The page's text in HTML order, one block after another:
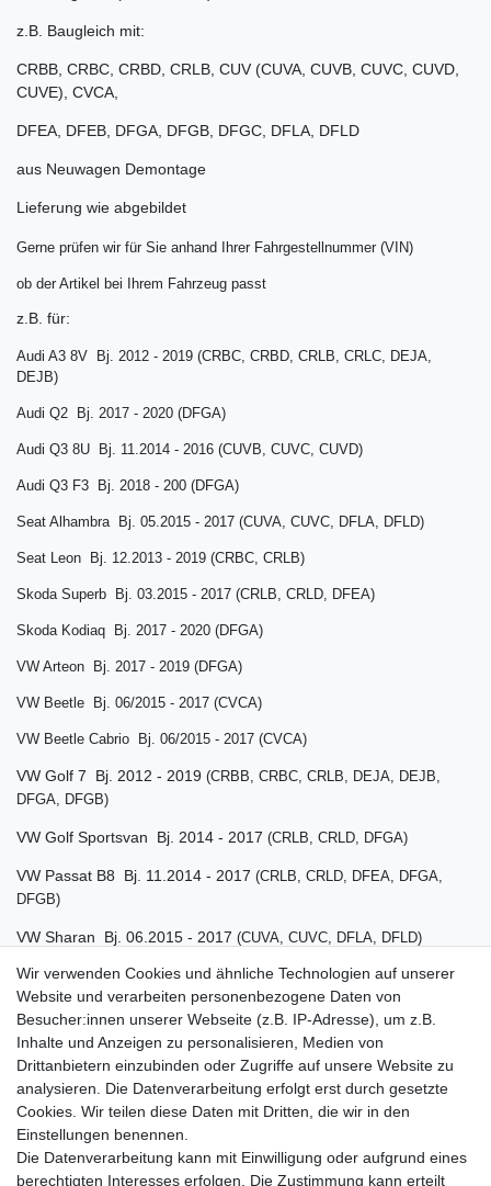
z.B. Baugleich mit:
CRBB, CRBC, CRBD, CRLB, CUV (CUVA, CUVB, CUVC, CUVD,
CUVE), CVCA,
DFEA, DFEB, DFGA, DFGB, DFGC, DFLA, DFLD
aus Neuwagen Demontage
Lieferung wie abgebildet
Gerne prüfen wir für Sie anhand Ihrer Fahrgestellnummer (VIN)
ob der Artikel bei Ihrem Fahrzeug passt
z.B. für:
Audi A3 8V Bj. 2012 - 2019 (CRBC, CRBD, CRLB, CRLC, DEJA,
DEJB)
Audi Q2 Bj. 2017 - 2020 (DFGA)
Audi Q3 8U Bj. 11.2014 - 2016 (CUVB, CUVC, CUVD)
Audi Q3 F3 Bj. 2018 - 200 (DFGA)
Seat Alhambra Bj. 05.2015 - 2017 (CUVA, CUVC, DFLA, DFLD)
Seat Leon Bj. 12.2013 - 2019 (CRBC, CRLB)
Skoda Superb Bj. 03.2015 - 2017 (CRLB, CRLD, DFEA)
Skoda Kodiaq Bj. 2017 - 2020 (DFGA)
VW Arteon Bj. 2017 - 2019 (DFGA)
VW Beetle Bj. 06/2015 - 2017 (CVCA)
VW Beetle Cabrio Bj. 06/2015 - 2017 (CVCA)
VW Golf 7 Bj. 2012 - 2019 (CRBB, CRBC, CRLB, DEJA, DEJB,
DFGA, DFGB)
VW Golf Sportsvan Bj. 2014 - 2017 (CRLB, CRLD, DFGA)
VW Passat B8 Bj. 11.2014 - 2017 (CRLB, CRLD, DFEA, DFGA,
DFGB)
VW Sharan Bj. 06.2015 - 2017 (CUVA, CUVC, DFLA, DFLD)
VW Touran II Bj. 2015 - 2017 (DFEA, DFEB, DFGA, DFGB,
DFGC)
VW Tiguan I Bj. 05.2015 - 03.2016 (CUVC, CUVE)
VW Tiguan II Bj. 2016 - 2019 (DFGA, DFGC)
VW Tiguan allspace Bj. 2017 - 2019 (DFGA)
Wir verwenden Cookies und ähnliche Technologien auf unserer
Website und verarbeiten personenbezogene Daten von
Besucher:innen unserer Webseite (z.B. IP-Adresse), um z.B.
Inhalte und Anzeigen zu personalisieren, Medien von
Drittanbietern einzubinden oder Zugriffe auf unsere Website zu
analysieren. Die Datenverarbeitung erfolgt erst durch gesetzte
Cookies. Wir teilen diese Daten mit Dritten, die wir in den
Einstellungen benennen.
Die Datenverarbeitung kann mit Einwilligung oder aufgrund eines
berechtigten Interesses erfolgen. Die Zustimmung kann erteilt